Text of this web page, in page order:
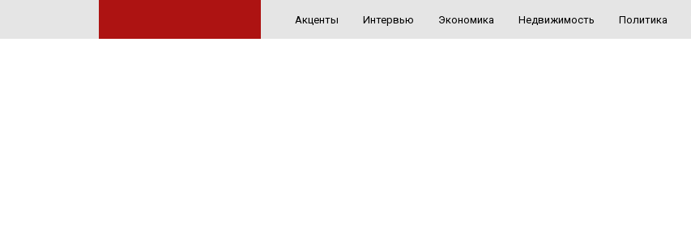
Акценты Интервью Экономика Недвижимость Политика